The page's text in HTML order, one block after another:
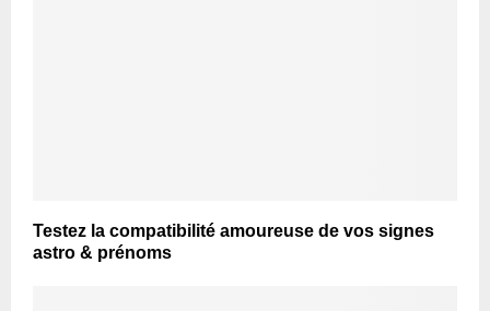
Testez la compatibilité amoureuse de vos signes
astro & prénoms